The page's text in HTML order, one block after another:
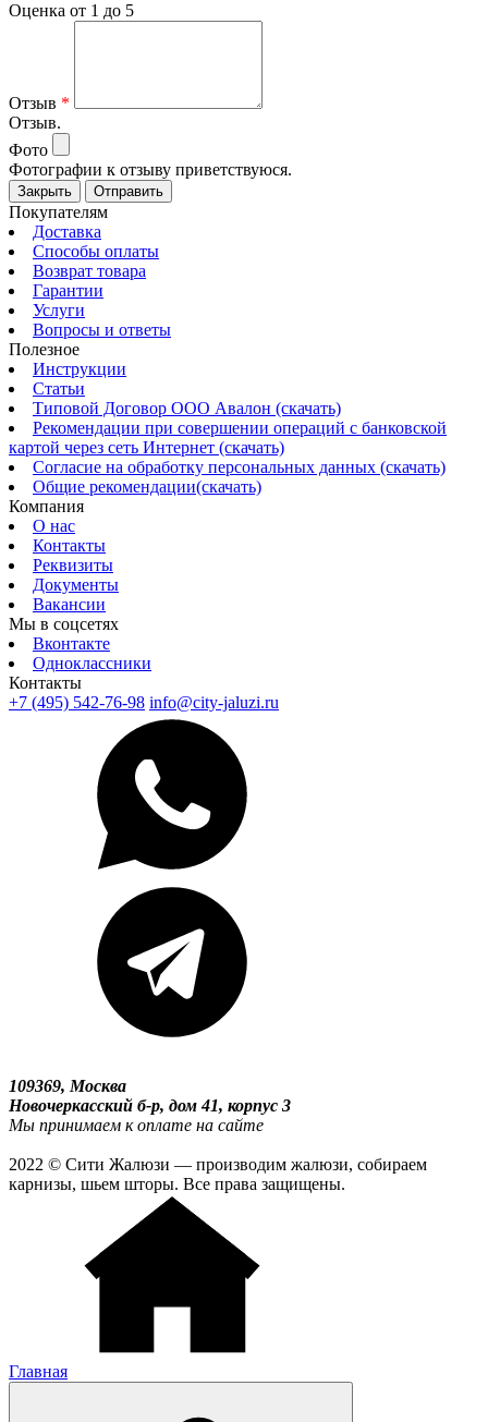
Оценка от 1 до 5
Отзыв *
Отзыв.
Фото
Фотографии к отзыву приветствуюся.
Закрыть Отправить
Покупателям
Доставка
Способы оплаты
Возврат товара
Гарантии
Услуги
Вопросы и ответы
Полезное
Инструкции
Статьи
Типовой Договор ООО Авалон (скачать)
Рекомендации при совершении операций с банковской
картой через сеть Интернет (скачать)
Согласие на обработку персональных данных (скачать)
Общие рекомендации(скачать)
Компания
О нас
Контакты
Реквизиты
Документы
Вакансии
Мы в соцсетях
Вконтакте
Одноклассники
Контакты
+7 (495) 542-76-98 info@city-jaluzi.ru
109369, Москва
Новочеркасский б-р, дом 41, корпус 3
Мы принимаем к оплате на сайте
2022 © Сити Жалюзи — производим жалюзи, собираем
карнизы, шьем шторы. Все права защищены.
Главная